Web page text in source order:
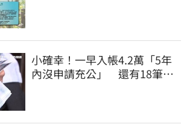
小確幸！一早入帳4.2萬「5年
內沒申請充公」 還有18筆錢